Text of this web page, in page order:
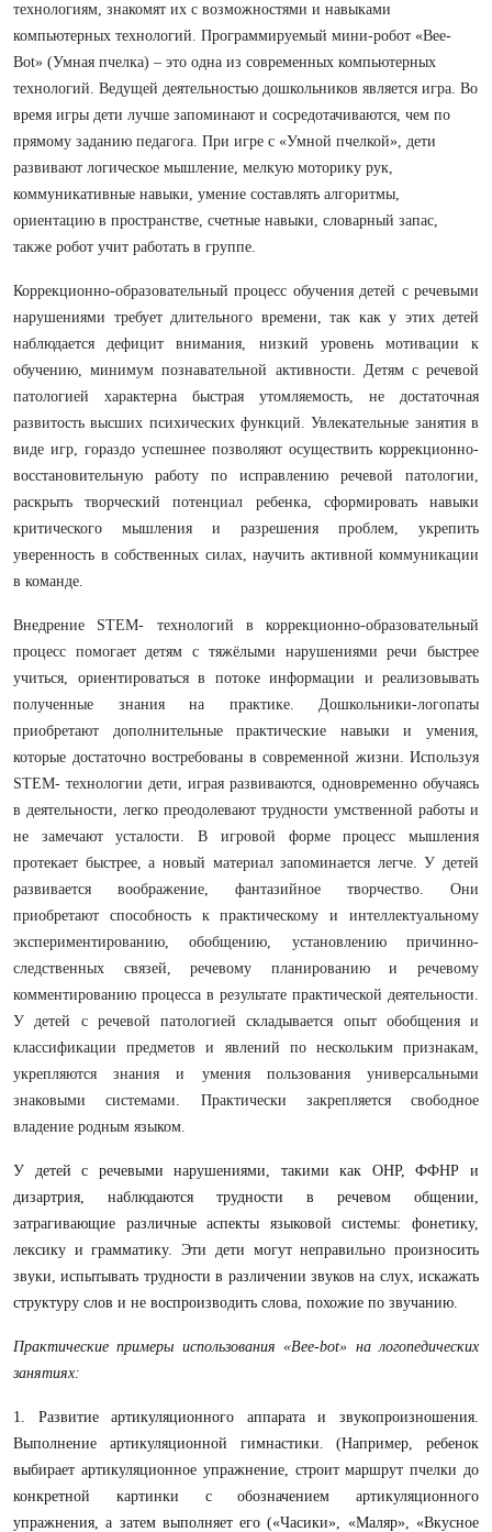
технологиям, знакомят их с возможностями и навыками
компьютерных технологий. Программируемый мини-робот «Bee-
Bot» (Умная пчелка) – это одна из современных компьютерных
технологий. Ведущей деятельностью дошкольников является игра. Во
время игры дети лучше запоминают и сосредотачиваются, чем по
прямому заданию педагога. При игре с «Умной пчелкой», дети
развивают логическое мышление, мелкую моторику рук,
коммуникативные навыки, умение составлять алгоритмы,
ориентацию в пространстве, счетные навыки, словарный запас,
также робот учит работать в группе.
Коррекционно-образовательный процесс обучения детей с речевыми
нарушениями требует длительного времени, так как у этих детей
наблюдается дефицит внимания, низкий уровень мотивации к
обучению, минимум познавательной активности. Детям с речевой
патологией характерна быстрая утомляемость, не достаточная
развитость высших психических функций. Увлекательные занятия в
виде игр, гораздо успешнее позволяют осуществить коррекционно-
восстановительную работу по исправлению речевой патологии,
раскрыть творческий потенциал ребенка, сформировать навыки
критического мышления и разрешения проблем, укрепить
уверенность в собственных силах, научить активной коммуникации
в команде.
Внедрение STEM- технологий в коррекционно-образовательный
процесс помогает детям с тяжёлыми нарушениями речи быстрее
учиться, ориентироваться в потоке информации и реализовывать
полученные знания на практике. Дошкольники-логопаты
приобретают дополнительные практические навыки и умения,
которые достаточно востребованы в современной жизни. Используя
STEM- технологии дети, играя развиваются, одновременно обучаясь
в деятельности, легко преодолевают трудности умственной работы и
не замечают усталости. В игровой форме процесс мышления
протекает быстрее, а новый материал запоминается легче. У детей
развивается воображение, фантазийное творчество. Они
приобретают способность к практическому и интеллектуальному
экспериментированию, обобщению, установлению причинно-
следственных связей, речевому планированию и речевому
комментированию процесса в результате практической деятельности.
У детей с речевой патологией складывается опыт обобщения и
классификации предметов и явлений по нескольким признакам,
укрепляются знания и умения пользования универсальными
знаковыми системами. Практически закрепляется свободное
владение родным языком.
У детей с речевыми нарушениями, такими как ОНР, ФФНР и
дизартрия, наблюдаются трудности в речевом общении,
затрагивающие различные аспекты языковой системы: фонетику,
лексику и грамматику. Эти дети могут неправильно произносить
звуки, испытывать трудности в различении звуков на слух, искажать
структуру слов и не воспроизводить слова, похожие по звучанию.
Практические примеры использования «Bee-bot» на логопедических
занятиях:
1. Развитие артикуляционного аппарата и звукопроизношения.
Выполнение артикуляционной гимнастики. (Например, ребенок
выбирает артикуляционное упражнение, строит маршрут пчелки до
конкретной картинки с обозначением артикуляционного
упражнения, а затем выполняет его («Часики», «Маляр», «Вкусное